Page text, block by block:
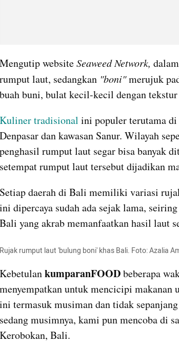
Mengutip website Seaweed Network,
rumput laut, sedangkan "boni" merujuk
buah buni, bulat kecil-kecil dengan
Kuliner tradisional ini populer terutama
Denpasar dan kawasan Sanur. Wilayah
penghasil rumput laut segar bisa banyak
setempat rumput laut tersebut dijadikan
Setiap daerah di Bali memiliki variasi
ini dipercaya sudah ada sejak lama,
Bali yang akrab memanfaatkan hasil laut
Rujak rumput laut 'bulung boni' khas Bali. Foto: Azalia
Kebetulan kumparanFOOD beberapa
menyempatkan untuk mencicipi
ini termasuk musiman dan tidak
sedang musimnya, kami pun mencoba di
Kerobokan, Bali.